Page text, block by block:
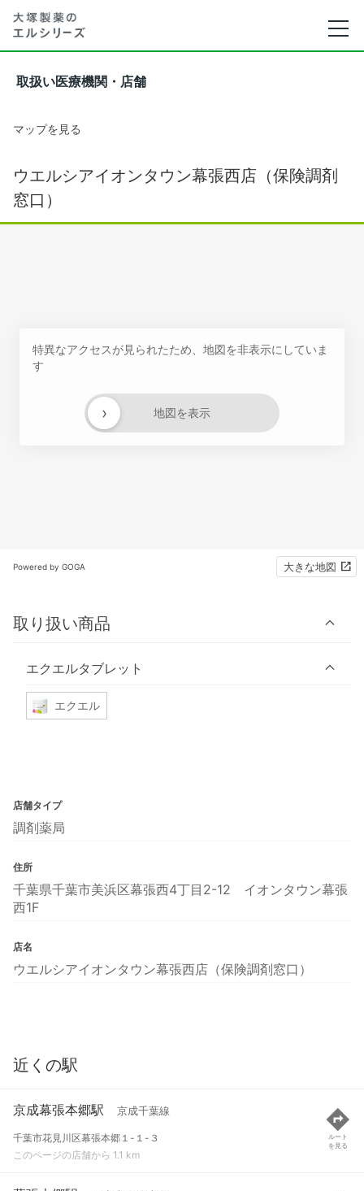
取扱い医療機関・店舗
マップを見る
ウエルシアイオンタウン幕張西店（保険調剤
窓口）
特異なアクセスが見られたため、地図を非表示にしていま
す
地図を表示
›
Powered by GOGA 大きな地図
取り扱い商品
エクエルタブレット
エクエル
店舗タイプ
調剤薬局
住所
千葉県千葉市美浜区幕張西4丁目2-12 イオンタウン幕張
西1F
店名
ウエルシアイオンタウン幕張西店（保険調剤窓口）
近くの駅
京成幕張本郷駅 京成千葉線
千葉市花見川区幕張本郷１-１-３
このページの店舗から 1.1 km
ルート
を見る